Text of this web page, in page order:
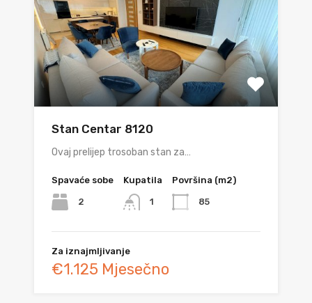
Stan Centar 8120
Ovaj prelijep trosoban stan za…
Spavaće sobe
2
Kupatila
1
Površina (m2)
85
Za iznajmljivanje
€1.125 Mjesečno